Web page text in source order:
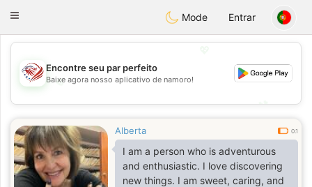
Dating
Toggle
Mode Entrar
💖
💕
Encontre seu par perfeito
Baixe agora nosso aplicativo de namoro!
Alberta 0.1
I am a person who is adventurous
and enthusiastic. I love discovering
new things. I am sweet, caring, and